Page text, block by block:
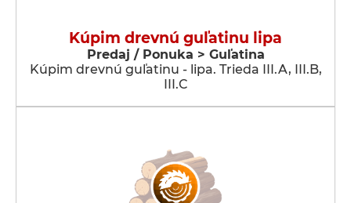
Kúpim drevnú guľatinu lipa
Predaj / Ponuka > Guľatina
Kúpim drevnú guľatinu - lipa. Trieda III.A, III.B,
III.C